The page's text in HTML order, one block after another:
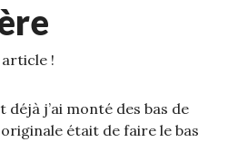
!
déjà j’ai monté des bas de
originale était de faire le bas